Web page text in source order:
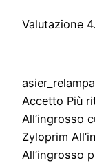
Valutazione
Accetto Più
All’ingrosso
Zyloprim
All’ingrosso